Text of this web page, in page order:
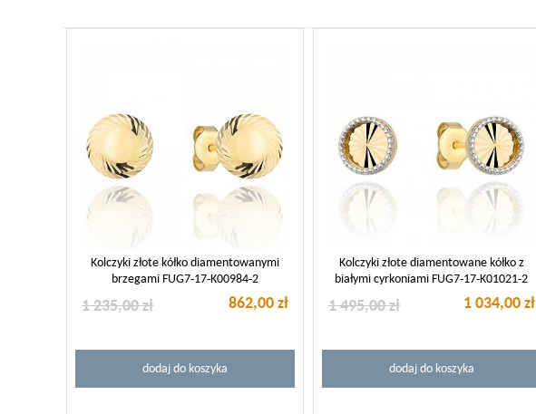
Kolczyki złote kółko diamentowanymi
brzegami FUG7-17-K00984-2
862,00 zł
1 235,00 zł
dodaj do koszyka
Kolczyki złote diamentowane kółko z
białymi cyrkoniami FUG7-17-K01021-2
1 034,00 zł
1 495,00 zł
dodaj do koszyka